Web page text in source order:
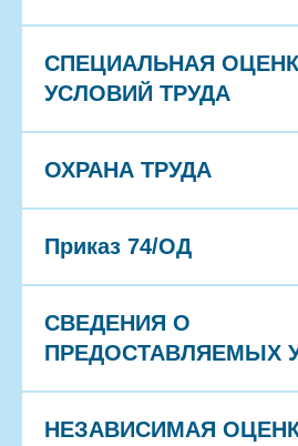
СПЕЦИАЛЬНАЯ
УСЛОВИЙ ТРУДА
ОХРАНА ТРУДА
Приказ 74/ОД
СВЕДЕНИЯ О
ПРЕДОСТАВЛЯЕМЫХ
НЕЗАВИСИМАЯ